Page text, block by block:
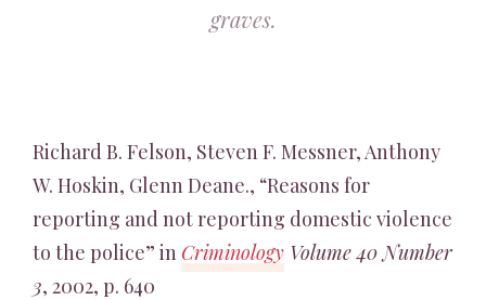
graves.
Richard B. Felson, Steven F. Messner, Anthony
W. Hoskin, Glenn Deane., “Reasons for
reporting and not reporting domestic violence
to the police” in Criminology Volume 40 Number
3, 2002, p. 640